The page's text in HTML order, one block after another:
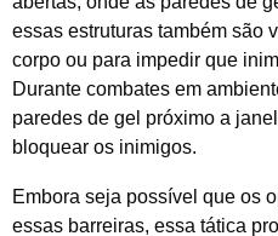
essas estruturas também são
corpo ou para impedir que
Durante combates em
paredes de gel próximo a
bloquear os inimigos.
Embora seja possível que os
essas barreiras, essa tática